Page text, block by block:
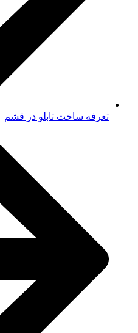
تعرفه ساخت تابلو در قشم